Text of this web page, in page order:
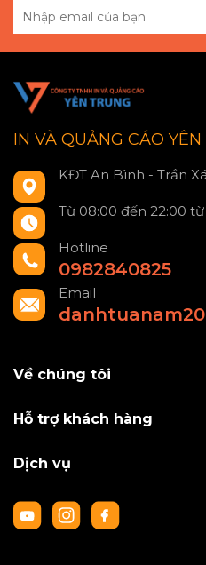
IN VÀ QUẢNG CÁO YÊN
KĐT An Bình - Trần
Từ 08:00 đến 22:00
Hotline
0982840825
Email
Về chúng tôi
Hỗ trợ khách hàng
Dịch vụ